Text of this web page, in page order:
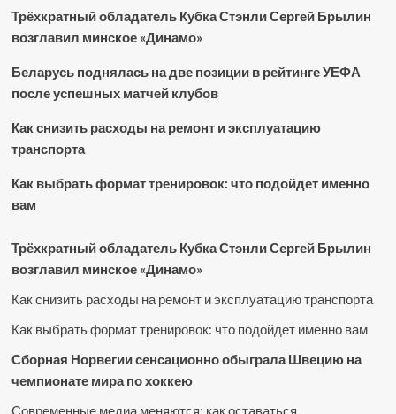
Трёхкратный обладатель Кубка Стэнли Сергей Брылин
возглавил минское «Динамо»
Беларусь поднялась на две позиции в рейтинге УЕФА
после успешных матчей клубов
Как снизить расходы на ремонт и эксплуатацию
транспорта
Как выбрать формат тренировок: что подойдет именно
вам
Трёхкратный обладатель Кубка Стэнли Сергей Брылин
возглавил минское «Динамо»
Как снизить расходы на ремонт и эксплуатацию транспорта
Как выбрать формат тренировок: что подойдет именно вам
Сборная Норвегии сенсационно обыграла Швецию на
чемпионате мира по хоккею